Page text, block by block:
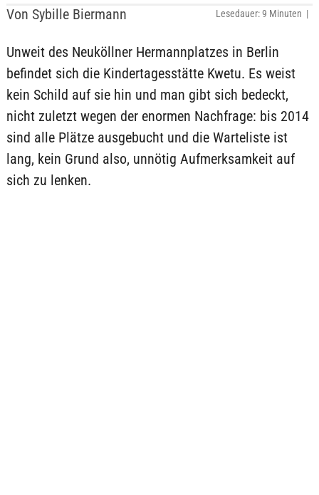
Von Sybille Biermann
Lesedauer: 9 Minuten |
Unweit des Neuköllner Hermannplatzes in Berlin
befindet sich die Kindertagesstätte Kwetu. Es weist
kein Schild auf sie hin und man gibt sich bedeckt,
nicht zuletzt wegen der enormen Nachfrage: bis 2014
sind alle Plätze ausgebucht und die Warteliste ist
lang, kein Grund also, unnötig Aufmerksamkeit auf
sich zu lenken.